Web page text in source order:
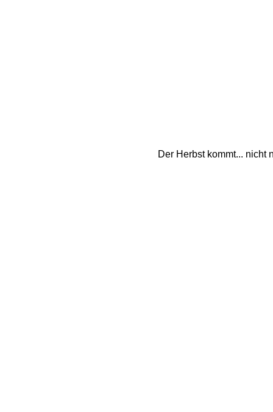
Der Herbst kommt... nicht